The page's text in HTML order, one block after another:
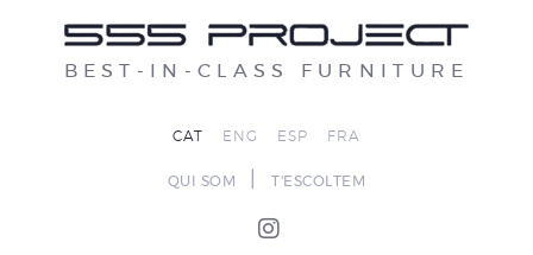
BEST-IN-CLASS FURNITURE
CAT ENG ESP FRA
QUI SOM T'ESCOLTEM